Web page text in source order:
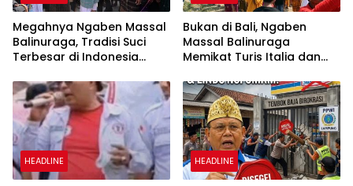
Megahnya Ngaben Massal
Balinuraga, Tradisi Suci
Terbesar di Indonesia
dan Merekatkan Ikatan
Keluarga
Bukan di Bali, Ngaben
Massal Balinuraga
Memikat Turis Italia dan
HEADLINE HEADLINE